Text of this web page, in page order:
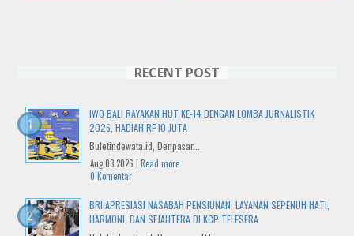
RECENT POST
IWO BALI RAYAKAN HUT KE-14 DENGAN LOMBA JURNALISTIK
2026, HADIAH RP10 JUTA
Buletindewata.id, Denpasar...
Aug 03 2026 | Read more
0 Komentar
BRI APRESIASI NASABAH PENSIUNAN, LAYANAN SEPENUH HATI,
HARMONI, DAN SEJAHTERA DI KCP TELESERA